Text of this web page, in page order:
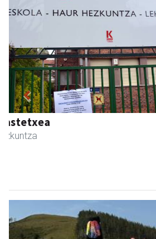
Urnietako Udala
Urnieta
Previous